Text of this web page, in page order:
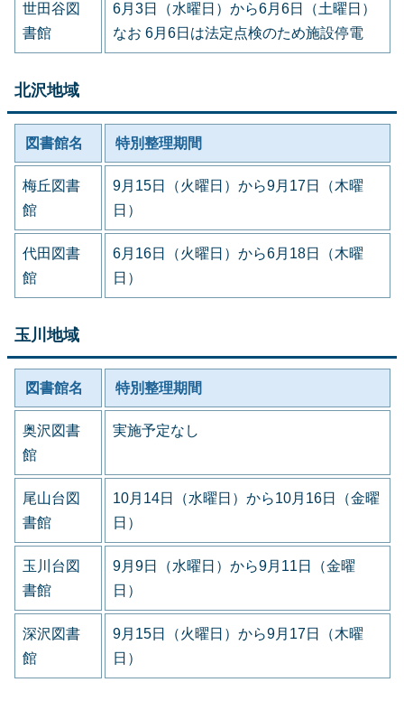
世田谷図
書館
6月3日（水曜日）から6月6日（土曜日）
なお 6月6日は法定点検のため施設停電
北沢地域
図書館名 特別整理期間
梅丘図書
館
9月15日（火曜日）から9月17日（木曜
日）
代田図書
館
6月16日（火曜日）から6月18日（木曜
日）
玉川地域
図書館名 特別整理期間
奥沢図書
館
実施予定なし
尾山台図
書館
10月14日（水曜日）から10月16日（金曜
日）
玉川台図
書館
9月9日（水曜日）から9月11日（金曜
日）
深沢図書
館
9月15日（火曜日）から9月17日（木曜
日）